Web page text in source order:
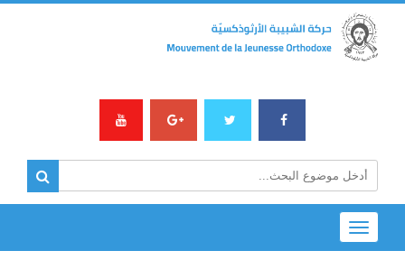
Toggle
navigation